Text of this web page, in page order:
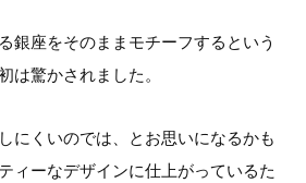
銀座をそのままモチーフするという
は驚かされました。
にくいのでは、とお思いになるかも
ィーなデザインに仕上がっているた